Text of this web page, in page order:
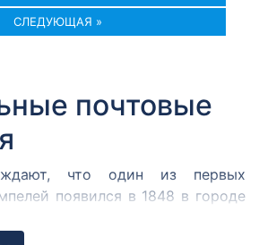
СЛЕДУЮЩАЯ »
почтовые
что один из первых
появился в 1848 в городе
парламент.